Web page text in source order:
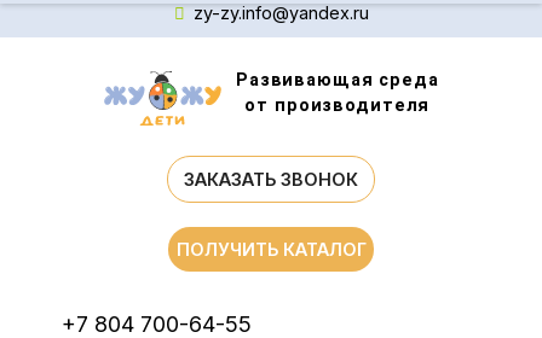
zy-zy.info@yandex.ru
Развивающая среда
от производителя
ЗАКАЗАТЬ ЗВОНОК
+7 804 700-64-55
ПОЛУЧИТЬ КАТАЛОГ